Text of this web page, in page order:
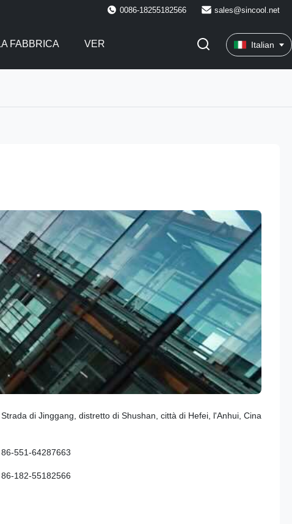
0086-18255182566 sales@sincool.net
FABBRICA VER Italian
Strada di Jinggang, distretto di Shushan, città di Hefei, l'Anhui, Cina
86-551-64287663
86-182-55182566